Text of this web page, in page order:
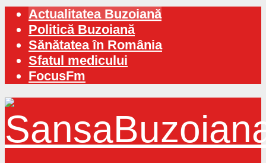
Actualitatea Buzoiană
Politică Buzoiană
Sănătatea în România
Sfatul medicului
FocusFm